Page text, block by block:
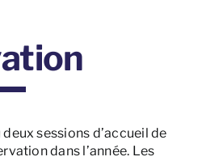
deux sessions d’accueil de
dans l’année. Les